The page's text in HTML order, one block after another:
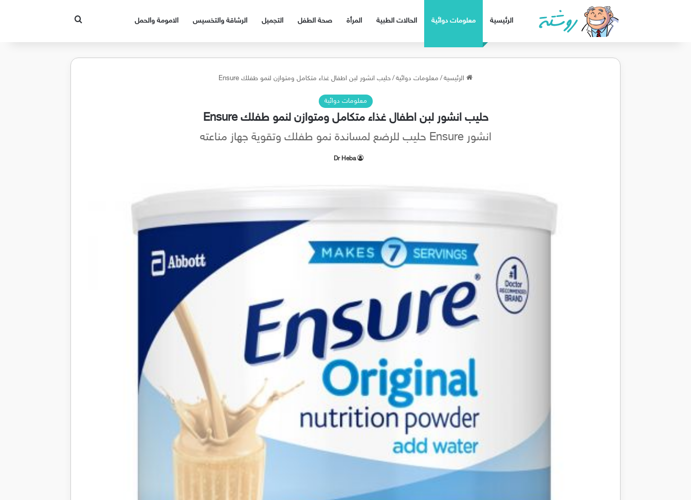
الرئيسية معلومات دوائية الحالات الطبية المرأة صحة الطفل التجميل الرشاقة والتخسيس الامومة والحمل
الرئيسية/ معلومات دوائية/حليب انشور لبن اطفال غذاء متكامل ومتوازن لنمو طفلك Ensure
معلومات دوائية
حليب انشور لبن اطفال غذاء متكامل ومتوازن لنمو طفلك Ensure
انشور Ensure حليب للرضع لمساندة نمو طفلك وتقوية جهاز مناعته
Dr Heba